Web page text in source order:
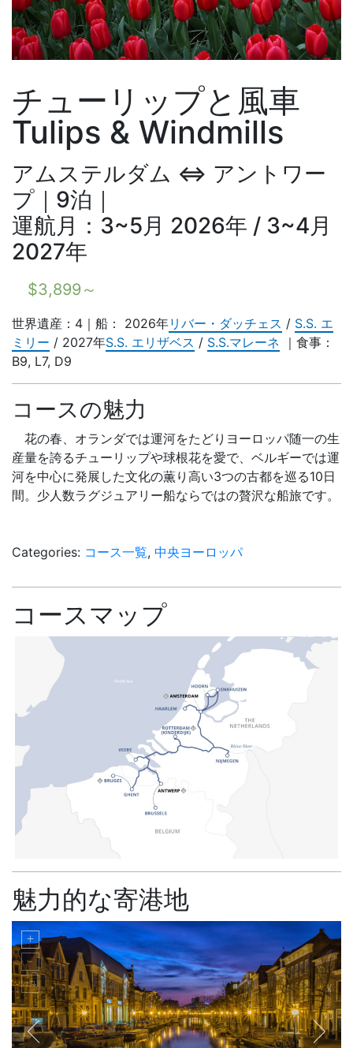
チューリップと風車
Tulips & Windmills
アムステルダム ⇔ アントワー
プ｜9泊｜
運航月：3~5月 2026年 / 3~4月
2027年
$3,899 ～
世界遺産：4｜船： 2026年リバー・ダッチェス / S.S. エ
ミリー / 2027年S.S. エリザベス / S.S.マレーネ ｜食事：
B9, L7, D9
コースの魅力
花の春、オランダでは運河をたどりヨーロッパ随一の生
産量を誇るチューリップや球根花を愛で、ベルギーでは運
河を中心に発展した文化の薫り高い3つの古都を巡る10日
間。少人数ラグジュアリー船ならではの贅沢な船旅です。
Categories: コース一覧, 中央ヨーロッパ
コースマップ
魅力的な寄港地